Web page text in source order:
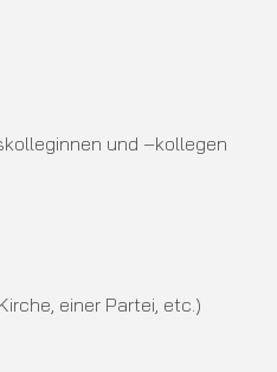
und –kollegen
einer Partei, etc.)